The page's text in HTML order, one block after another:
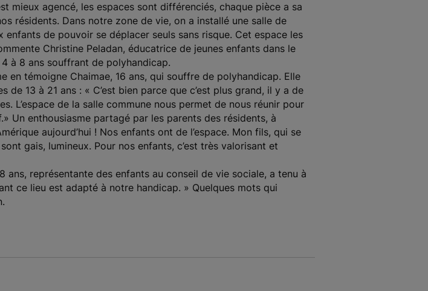
mieux agencé, les espaces sont différenciés, chaque pièce a sa
résidents. Dans notre zone de vie, on a installé une salle de
de pouvoir se déplacer seuls sans risque. Cet espace les
Christine Peladan, éducatrice de jeunes enfants dans le
à 8 ans souffrant de polyhandicap.
en témoigne Chaimae, 16 ans, qui souffre de polyhandicap. Elle
13 à 21 ans : « C’est bien parce que c’est plus grand, il y a de
L’espace de la salle commune nous permet de nous réunir pour
Un enthousiasme partagé par les parents des résidents, à
aujourd’hui ! Nos enfants ont de l’espace. Mon fils, qui se
gais, lumineux. Pour nos enfants, c’est très valorisant et
ans, représentante des enfants au conseil de vie sociale, a tenu à
ce lieu est adapté à notre handicap. » Quelques mots qui